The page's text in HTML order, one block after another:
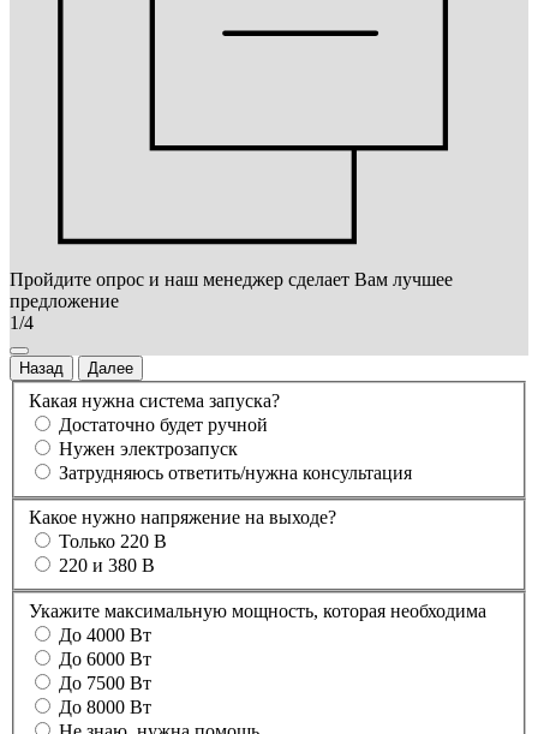
Пройдите опрос и наш менеджер сделает Вам лучшее
предложение
1/4
Назад Далее
Какая нужна система запуска?
Достаточно будет ручной
Нужен электрозапуск
Затрудняюсь ответить/нужна консультация
Какое нужно напряжение на выходе?
Только 220 В
220 и 380 В
Укажите максимальную мощность, которая необходима
До 4000 Вт
До 6000 Вт
До 7500 Вт
До 8000 Вт